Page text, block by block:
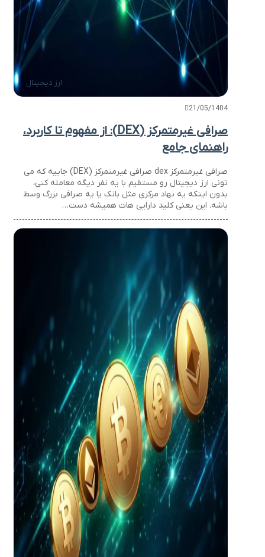
ارز دیجیتال
21/05/1404
صرافی غیرمتمرکز (DEX): از مفهوم تا کاربرد،
راهنمای جامع
صرافی غیرمتمرکز dex صرافی غیرمتمرکز (DEX) جاییه که می
تونی ارز دیجیتال رو مستقیم با یه نفر دیگه معامله کنی،
بدون اینکه یه نهاد مرکزی مثل بانک یا یه صرافی بزرگ وسط
باشه. این یعنی کلید دارایی هات همیشه دست…